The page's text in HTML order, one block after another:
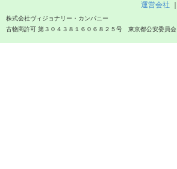
運営会社
株式会社ヴィジョナリー・カンパニー
古物商許可 第３０４３８１６０６８２５号 東京都公安委員会